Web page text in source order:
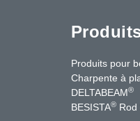
Produits pour
Charpente à
DELTABEAM®
BESISTA® Rod